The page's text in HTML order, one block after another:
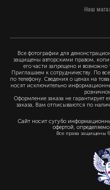
Наш
Все фотографии для
защищены авторскими правом,
его части запрещено и
Приглашаем к сотрудничеству. По
по телефону. Сведения о ценах на
носят исключительно
Оформление заказа не гарантирует
заказа, Вам отписываются по
Сайт носит сугубо
офертой,
Все права защищены